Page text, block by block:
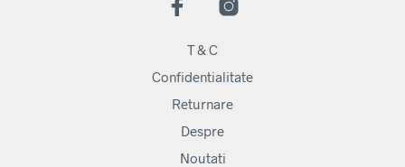
T & C
Confidentialitate
Returnare
Despre
Noutati